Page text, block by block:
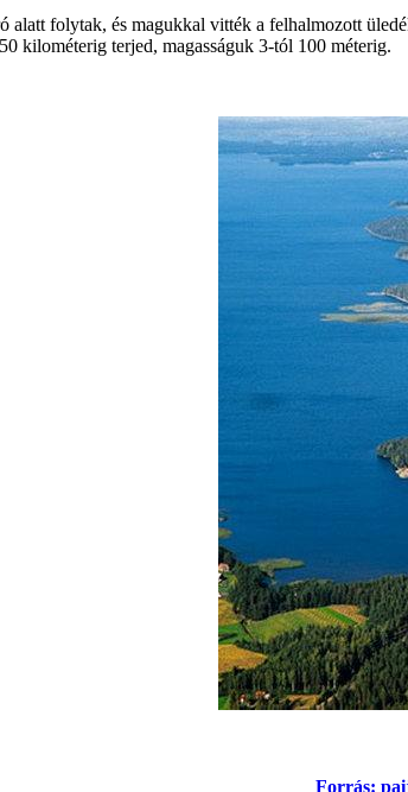
alatt folytak, és magukkal vitték a felhalmozott
kilométerig terjed, magasságuk 3-tól 100 méterig.
Forrás: